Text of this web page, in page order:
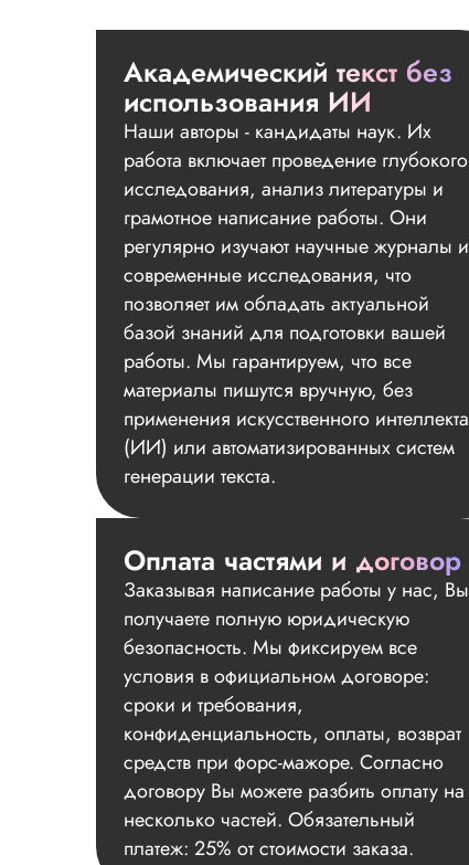
Академический текст без
использования ИИ
Наши авторы - кандидаты наук. Их
работа включает проведение глубокого
исследования, анализ литературы и
грамотное написание работы. Они
регулярно изучают научные журналы и
современные исследования, что
позволяет им обладать актуальной
базой знаний для подготовки вашей
работы. Мы гарантируем, что все
материалы пишутся вручную, без
применения искусственного интеллекта
(ИИ) или автоматизированных систем
генерации текста.
Оплата частями и договор
Заказывая написание работы у нас, Вы
получаете полную юридическую
безопасность. Мы фиксируем все
условия в официальном договоре:
сроки и требования,
конфиденциальность, оплаты, возврат
средств при форс-мажоре. Согласно
договору Вы можете разбить оплату на
несколько частей. Обязательный
платеж: 25% от стоимости заказа.